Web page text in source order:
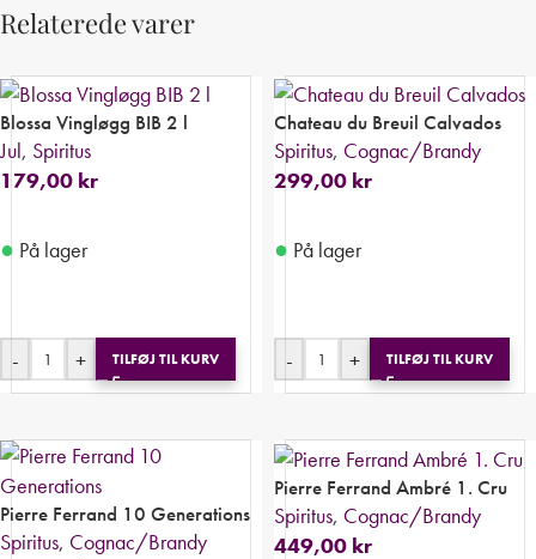
Relaterede varer
Blossa Vingløgg BIB 2 l
Jul, Spiritus
179,00 kr
● På lager
- + TILFØJ TIL KURV
Chateau du Breuil Calvados
Spiritus, Cognac/Brandy
299,00 kr
● På lager
- + TILFØJ TIL KURV
Pierre Ferrand 10 Generations
Spiritus, Cognac/Brandy
Pierre Ferrand Ambré 1. Cru
Spiritus, Cognac/Brandy
449,00 kr